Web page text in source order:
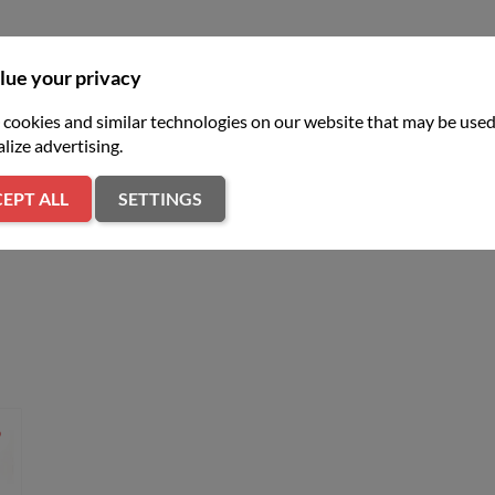
your privacy
cookies and similar technologies on our website that may be
advertising.
ALL SETTINGS